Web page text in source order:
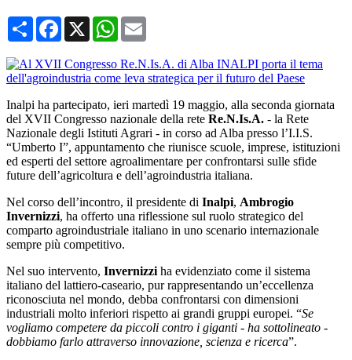
CondividiFacebook
X WhatsApp
Inalpi ha partecipato, ieri martedì 19 maggio, alla seconda giornata
del XVII Congresso nazionale della rete Re.N.Is.A. - la Rete
Nazionale degli Istituti Agrari - in corso ad Alba presso l’I.I.S.
“Umberto I”, appuntamento che riunisce scuole, imprese, istituzioni
ed esperti del settore agroalimentare per confrontarsi sulle sfide
future dell’agricoltura e dell’agroindustria italiana.
Nel corso dell’incontro, il presidente di Inalpi, Ambrogio
Invernizzi, ha offerto una riflessione sul ruolo strategico del
comparto agroindustriale italiano in uno scenario internazionale
sempre più competitivo.
Nel suo intervento, Invernizzi ha evidenziato come il sistema
italiano del lattiero-caseario, pur rappresentando un’eccellenza
riconosciuta nel mondo, debba confrontarsi con dimensioni
industriali molto inferiori rispetto ai grandi gruppi europei. “Se
vogliamo competere da piccoli contro i giganti - ha sottolineato -
dobbiamo farlo attraverso innovazione, scienza e ricerca”.